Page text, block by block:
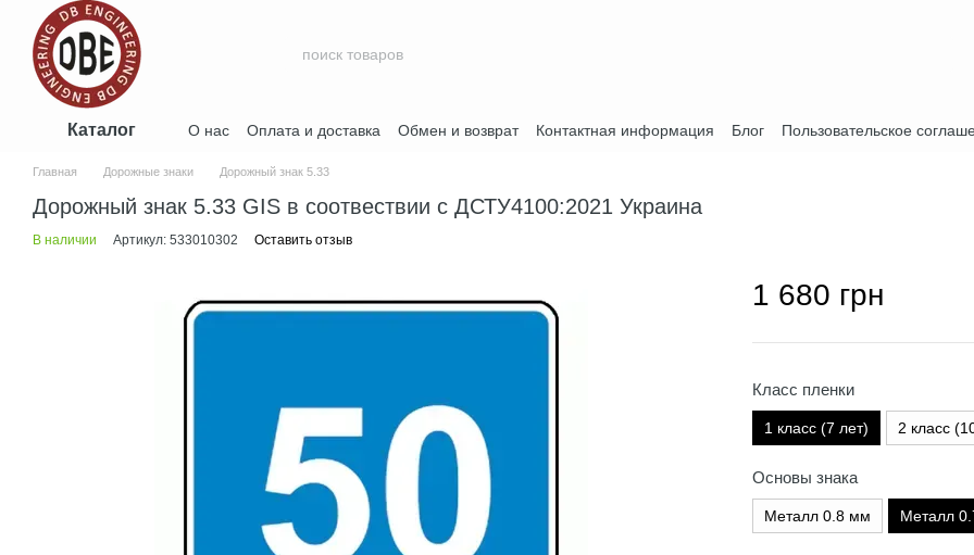
Перейти к основному контенту
Каталог О нас Оплата и доставка Обмен и возврат Контактная информация Блог Пользовательское
Главная Дорожные знаки Дорожный знак 5.33
Дорожный знак 5.33 GIS в соотвествии с ДСТУ4100:2021 Украина
В наличии Артикул: 533010302 Оставить отзыв
1 680 грн
Класс пленки
1 класс (7 лет) 2 класс
Основы знака
Металл 0.8 мм Металл